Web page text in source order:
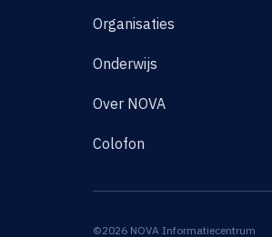
Organisaties
Onderwijs
Over NOVA
Colofon
©2026 NOVA Informatiecentrum